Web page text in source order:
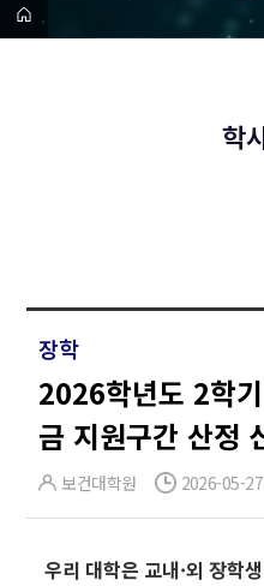
학
장학
2026학년도 2학
금 지원구간 산정
보건대학원 2026-05-27
우리 대학은 교내·외 장학